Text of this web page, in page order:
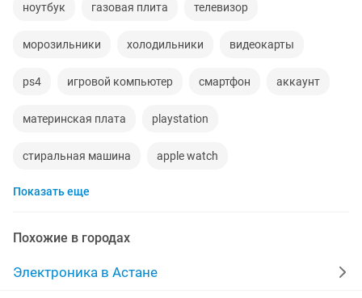
ноутбук газовая плита телевизор
морозильники холодильники видеокарты
ps4 игровой компьютер смартфон аккаунт
материнская плата playstation
стиральная машина apple watch
беспроводные наушники
geforce gtx ipad 2
Показать еще
Похожие в городах
Электроника в Астане